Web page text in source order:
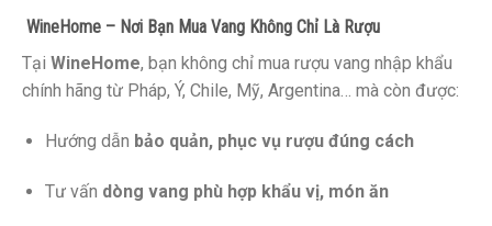
WineHome – Nơi Bạn Mua Vang Không Chỉ Là Rượu
Tại WineHome, bạn không chỉ mua rượu vang nhập khẩu
chính hãng từ Pháp, Ý, Chile, Mỹ, Argentina… mà còn được:
Hướng dẫn bảo quản, phục vụ rượu đúng cách
Tư vấn dòng vang phù hợp khẩu vị, món ăn